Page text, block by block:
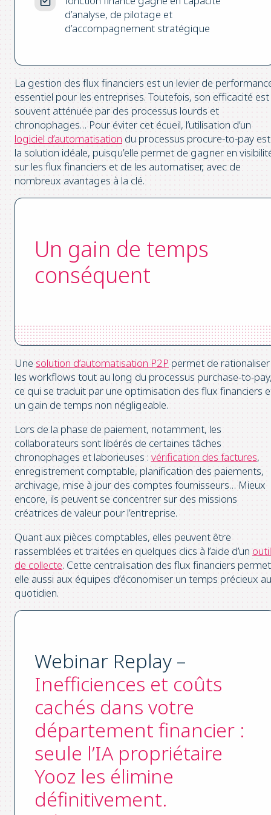
d’analyse, de pilotage et
d’accompagnement stratégique
La gestion des flux financiers est un levier de
essentiel pour les entreprises. Toutefois, son efficacité est
souvent atténuée par des processus lourds et
chronophages… Pour éviter cet écueil, l’utilisation d’un
logiciel d’automatisation du processus procure-to-pay est
la solution idéale, puisqu’elle permet de gagner en
sur les flux financiers et de les automatiser, avec de
nombreux avantages à la clé.
Un gain de temps
conséquent
Une solution d’automatisation P2P permet de rationaliser
les workflows tout au long du processus purchase-to-
ce qui se traduit par une optimisation des flux financiers
un gain de temps non négligeable.
Lors de la phase de paiement, notamment, les
collaborateurs sont libérés de certaines tâches
chronophages et laborieuses : vérification des factures,
enregistrement comptable, planification des paiements,
archivage, mise à jour des comptes fournisseurs… Mieux
encore, ils peuvent se concentrer sur des missions
créatrices de valeur pour l’entreprise.
Quant aux pièces comptables, elles peuvent être
rassemblées et traitées en quelques clics à l’aide d’un outil
de collecte. Cette centralisation des flux financiers permet
elle aussi aux équipes d’économiser un temps précieux au
quotidien.
Webinar Replay –
Inefficiences et coûts
cachés dans votre
département financier :
seule l’IA propriétaire
Yooz les élimine
définitivement.